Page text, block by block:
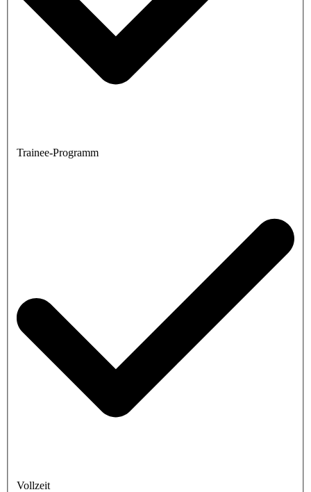
Trainee-Programm
Vollzeit